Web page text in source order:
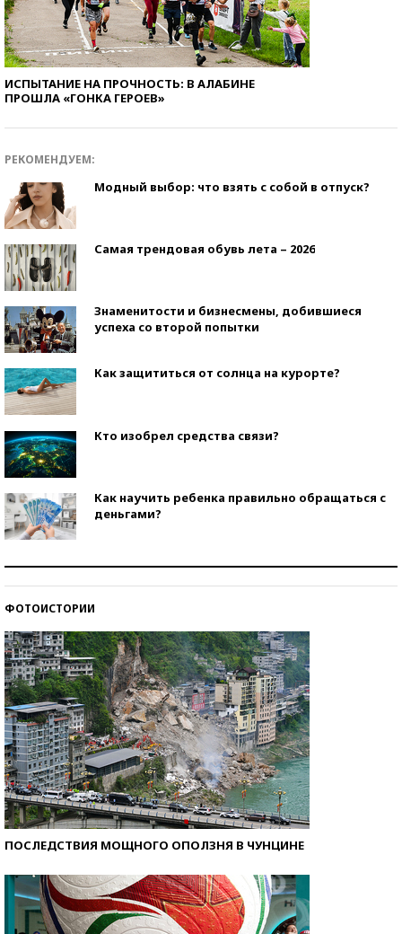
ИСПЫТАНИЕ НА ПРОЧНОСТЬ: В АЛАБИНЕ
ПРОШЛА «ГОНКА ГЕРОЕВ»
РЕКОМЕНДУЕМ:
Модный выбор: что взять с собой в отпуск?
Самая трендовая обувь лета – 2026
Знаменитости и бизнесмены, добившиеся
успеха со второй попытки
Как защититься от солнца на курорте?
Кто изобрел средства связи?
Как научить ребенка правильно обращаться с
деньгами?
ФОТОИСТОРИИ
ПОСЛЕДСТВИЯ МОЩНОГО ОПОЛЗНЯ В ЧУНЦИНЕ